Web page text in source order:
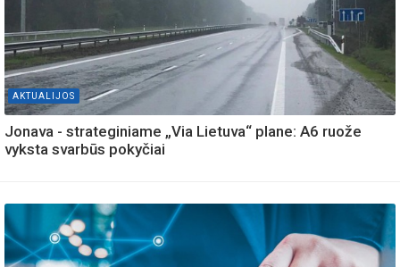
AKTUALIJOS
Jonava - strateginiame „Via Lietuva“ plane: A6 ruože
vyksta svarbūs pokyčiai